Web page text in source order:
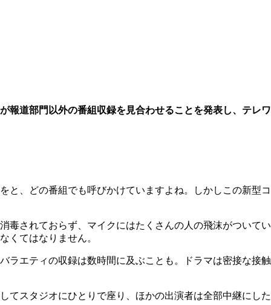
報道部門以外の番組収録を見合わせることを発表し、テレワ
と、どの番組でも呼びかけていますよね。しかしこの新型コ
毒されておらず、マイクにはたくさんの人の飛沫がついてい
くてはなりません。
ラエティの収録は数時間に及ぶことも。ドラマは密接な接触
てスタジオにひとりで座り、ほかの出演者は全部中継にした